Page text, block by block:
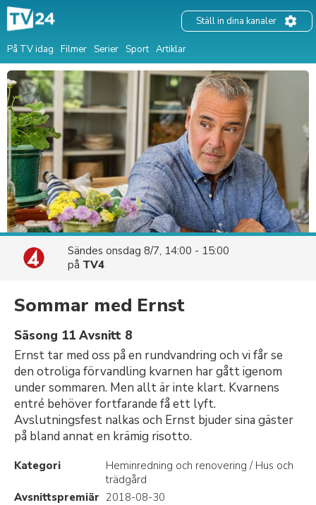
På TV idag Filmer Serier Sport Artiklar
Ställ in dina kanaler
Sändes onsdag 8/7, 14:00 - 15:00
på TV4
Sommar med Ernst
Säsong 11 Avsnitt 8
Ernst tar med oss på en rundvandring och vi får se
den otroliga förvandling kvarnen har gått igenom
under sommaren. Men allt är inte klart. Kvarnens
entré behöver fortfarande få ett lyft.
Avslutningsfest nalkas och Ernst bjuder sina gäster
på bland annat en krämig risotto.
Kategori
Heminredning och renovering / Hus och
trädgård
Avsnittspremiär 2018-08-30